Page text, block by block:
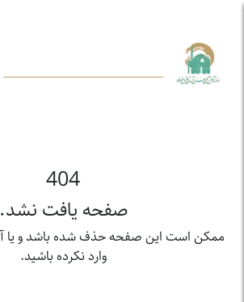
404
صفحه یافت نشد.
وارد نکرده باشید.